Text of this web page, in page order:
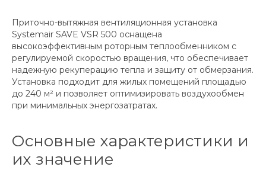
Приточно-вытяжная вентиляционная установка
Systemair SAVE VSR 500 оснащена
высокоэффективным роторным теплообменником с
регулируемой скоростью вращения, что обеспечивает
надежную рекуперацию тепла и защиту от обмерзания.
Установка подходит для жилых помещений площадью
до 240 м² и позволяет оптимизировать воздухообмен
при минимальных энергозатратах.
Основные характеристики и
их значение